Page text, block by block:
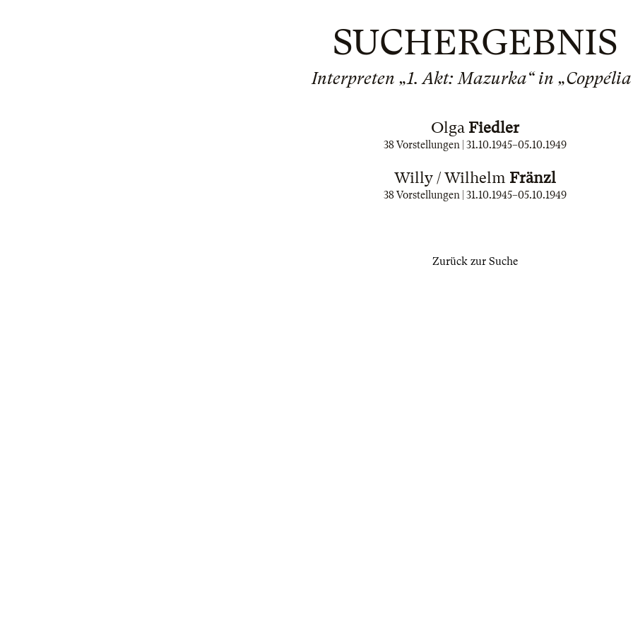
SUCHERGEBNIS
Interpreten „1. Akt: Mazurka“ in
Olga Fiedler
38 Vorstellungen | 31.10.1945–05.10.1949
Willy / Wilhelm Fränzl
38 Vorstellungen | 31.10.1945–05.10.1949
Zurück zur Suche